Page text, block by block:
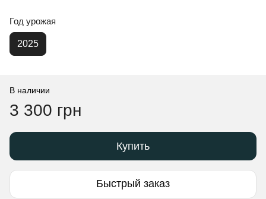
Год урожая
2025
В наличии
3 300 грн
Купить
Быстрый заказ